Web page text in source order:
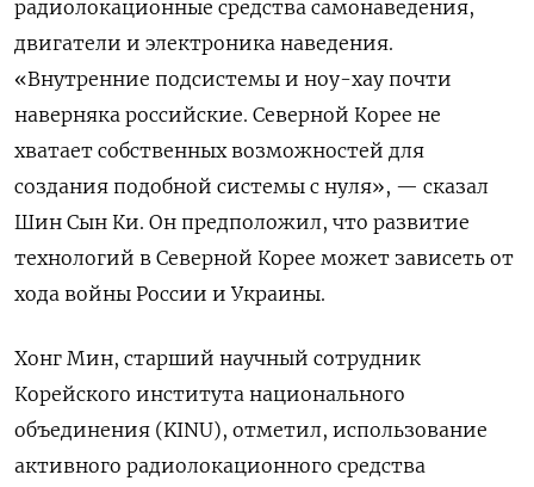
радиолокационные средства самонаведения,
двигатели и электроника наведения.
«Внутренние подсистемы и ноу-хау почти
наверняка российские. Северной Корее не
хватает собственных возможностей для
создания подобной системы с нуля», — сказал
Шин Сын Ки. Он предположил, что развитие
технологий в Северной Корее может зависеть от
хода войны России и Украины.
Хонг Мин, старший научный сотрудник
Корейского института национального
объединения (KINU), отметил, использование
активного радиолокационного средства